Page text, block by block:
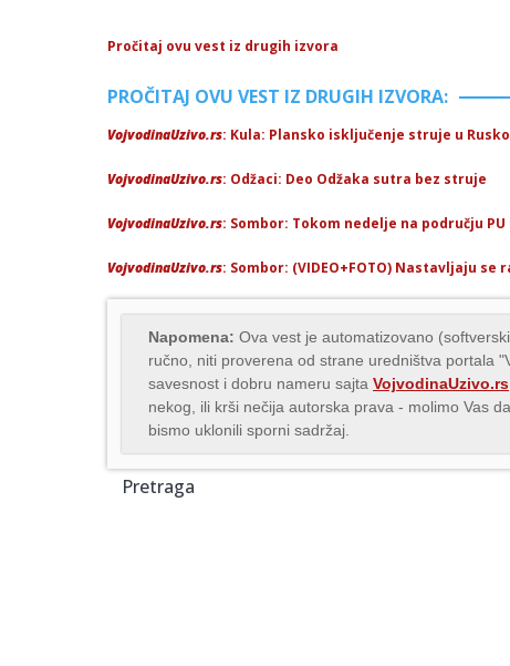
Pročitaj ovu vest iz drugih izvora
PROČITAJ OVU VEST IZ DRUGIH IZVORA:
VojvodinaUzivo.rs: Kula: Plansko isključenje struje u
VojvodinaUzivo.rs: Odžaci: Deo Odžaka sutra bez struje
VojvodinaUzivo.rs: Sombor: Tokom nedelje na području
VojvodinaUzivo.rs: Sombor: (VIDEO+FOTO) Nastavljaju
Napomena: Ova vest je automatizovano
ručno, niti proverena od strane uredništva portala
savesnost i dobru nameru sajta VojvodinaUzivo.rs
nekog, ili krši nečija autorska prava - molimo Vas
bismo uklonili sporni sadržaj.
Pretraga